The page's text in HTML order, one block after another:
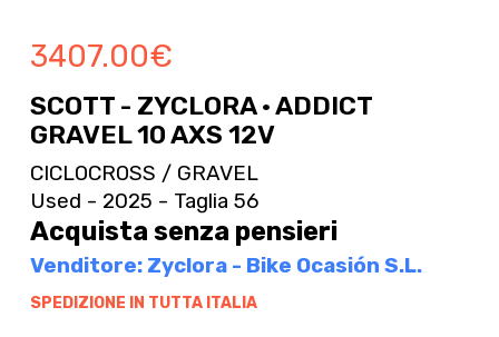
3407.00€
SCOTT - ZYCLORA · ADDICT
GRAVEL 10 AXS 12V
CICLOCROSS / GRAVEL
Used - 2025 - Taglia 56
Acquista senza pensieri
Venditore: Zyclora - Bike Ocasión S.L.
SPEDIZIONE IN TUTTA ITALIA